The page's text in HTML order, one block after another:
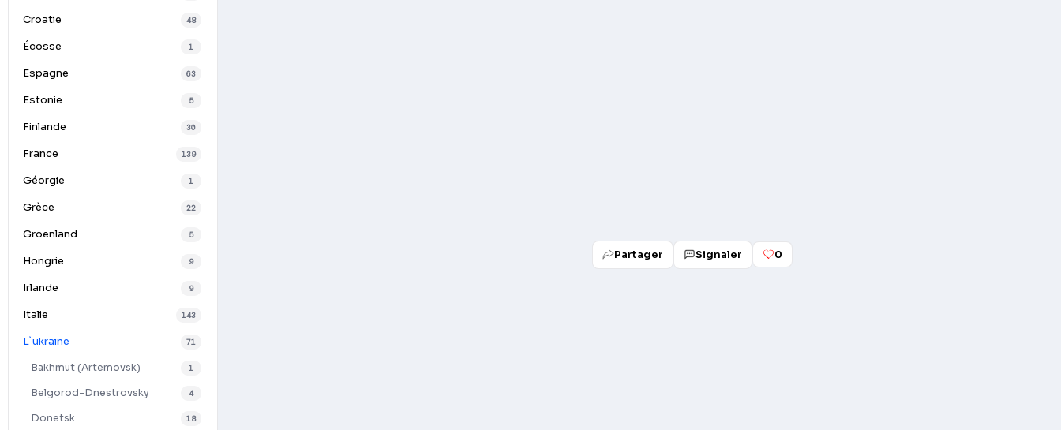
Croatie 48
Écosse 1
Espagne 63
Estonie 5
Finlande 30
France 139
Géorgie 1
Grèce 22
Groenland 5
Hongrie 9
Irlande 9
Italie 143
L`ukraine 71
Bakhmut (Artemovsk) 1
Belgorod-Dnestrovsky 4
Donetsk 18
Partager Signaler 0